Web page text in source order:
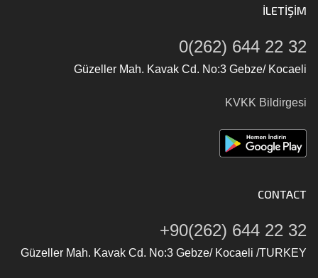
İLETIŞIM
0(262) 644 22 32
Güzeller Mah. Kavak Cd. No:3 Gebze/ Kocaeli
KVKK Bildirgesi
CONTACT
+90(262) 644 22 32
Güzeller Mah. Kavak Cd. No:3 Gebze/ Kocaeli /TURKEY